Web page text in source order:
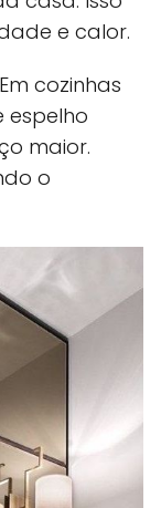
e calor.
cozinhas
espelho
maior.
o